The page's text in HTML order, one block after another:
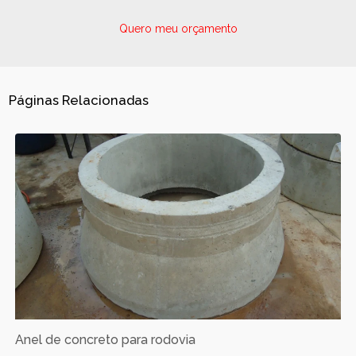
Quero meu orçamento
Páginas Relacionadas
Anel de concreto para rodovia